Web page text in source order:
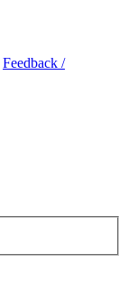
Feedback /